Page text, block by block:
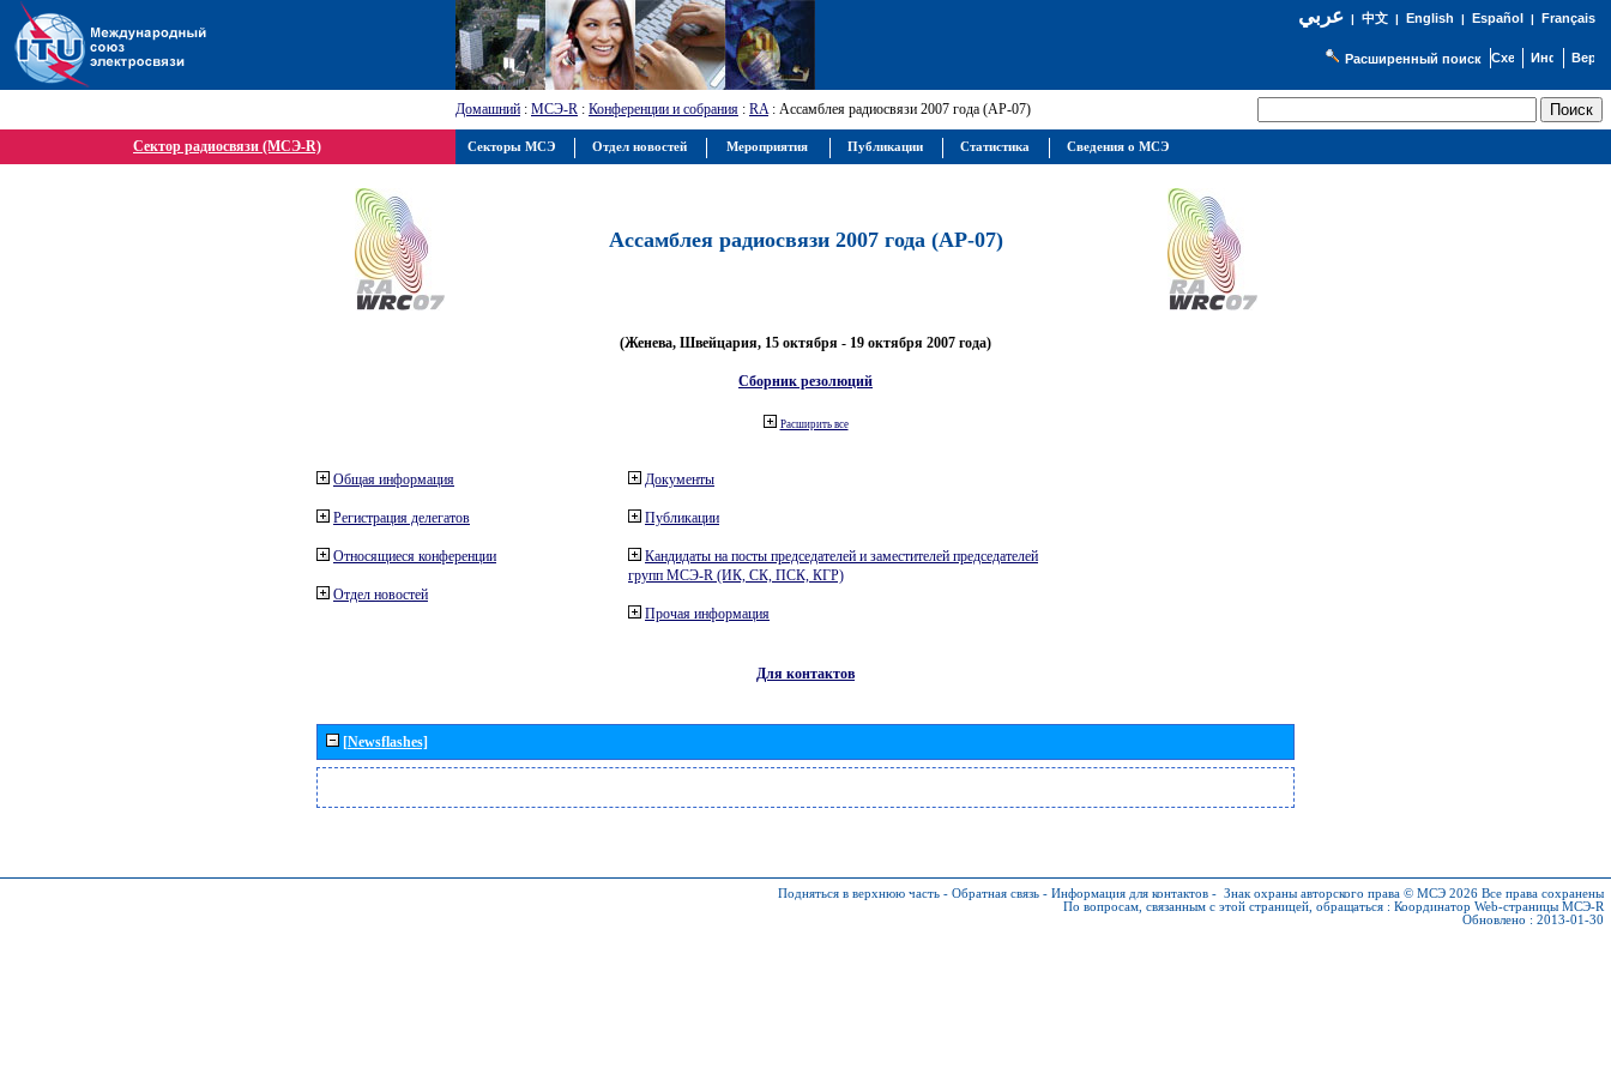
عربي| 中文| English | Español | Français
Расширенный поиск
Домашний : МСЭ-R : Конференции и собрания : RA: Ассамблея радиосвязи 2007 года (АР-07)
Сектор радиосвязи (МСЭ-R)
Ассамблея радиосвязи 2007 года (АР-07)
(Женева, Швейцария, 15 октября - 19 октября 2007 года)
Сборник резолюций
Расширить все
Общая информация
Регистрация делегатов
Относящиеся конференции
Отдел новостей
Документы
Публикации
Кандидаты на посты председателей и заместителей председателей
групп МСЭ-R (ИК, СК, ПСК, КГР)
Прочая информация
Для контактов
[Newsflashes]
Подняться в верхнюю часть - Обратная связь - Информация для контактов - Знак охраны авторского права © МСЭ 2026 Все права сохранены
По вопросам, связанным с этой страницей, обращаться : Координатор Web-страницы МСЭ-R
Обновлено : 2013-01-30
Секторы МСЭ Отдел новостей Мероприятия Публикации Статистика Сведения о МСЭ